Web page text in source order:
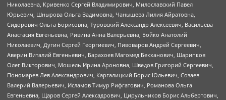
Николаевна, Кривенко Сергей Владимирович, Милославский Павел
Юрьевич, Шнырова Ольга Вадимовна, Чанышева Лилия Айратовна,
Сидорович Ольга Борисовна, Туровский Александр Алексеевич, Васильева
Анастасия Евгеньевна, Ривина Анна Валерьевна, Бойко Анатолий
Николаевич, Дугин Сергей Георгиевич, Пивоваров Андрей Сергеевич,
Аверин Виталий Евгеньевич, Барахоев Магомед Бекханович, Шарипков
Олег Викторович, Мошель Ирина Ароновна, Шведов Григорий Сергеевич,
Пономарев Лев Александрович, Каргалицкий Борис Юльевич, Созаев
Валерий Валерьевич, Исламов Тимур Рифгатович, Романова Ольга
Евгеньевна, Щаров Сергей Алексадрович, Цирульников Борис Альбертович,